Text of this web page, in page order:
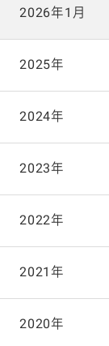
2026年1月
2025年
2025年12月
2025年11月
2025年10月
2025年9月
2025年8月
2024年
2024年12月
2024年11月
2024年10月
2024年9月
2023年
2023年12月
2023年11月
2023年10月
2022年
2022年12月
2022年11月
2021年
2021年12月
2020年